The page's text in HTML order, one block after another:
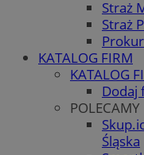
Straż
Straż
KATALOG FIRM
KATALOG
Dodaj
POLECAMY
Śląska